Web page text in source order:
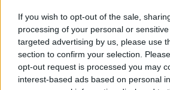
If you wish to opt-out of the sale,
processing of your personal or
targeted advertising by us, please use
section to confirm your selection.
opt-out request is processed you may
interest-based ads based on personal
υπόθεση Σεμερτζίδου -
στείλαμε στη Δικαιοσύνη
«Στο κενό και με πάταγο
προσπάθεια της
βαφτίσει δήθεν "γαλάζια"